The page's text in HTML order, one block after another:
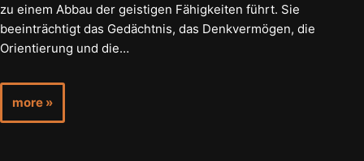
zu einem Abbau der geistigen Fähigkeiten führt. Sie
beeinträchtigt das Gedächtnis, das Denkvermögen, die
Orientierung und die…
more »